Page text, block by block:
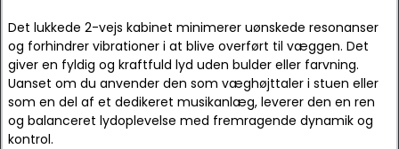
Det lukkede 2-vejs kabinet minimerer uønskede resonanser
og forhindrer vibrationer i at blive overført til væggen. Det
giver en fyldig og kraftfuld lyd uden bulder eller farvning.
Uanset om du anvender den som væghøjttaler i stuen eller
som en del af et dedikeret musikanlæg, leverer den en ren
og balanceret lydoplevelse med fremragende dynamik og
kontrol.